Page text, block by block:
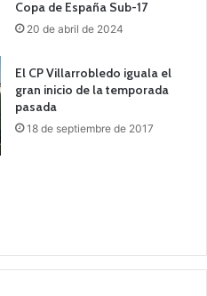
Copa de España Sub-17
20 de abril de 2024
El CP Villarrobledo iguala el
gran inicio de la temporada
pasada
18 de septiembre de 2017